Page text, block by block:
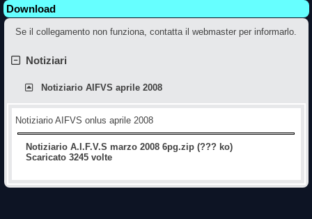
Download
Se il collegamento non funziona, contatta il webmaster per informarlo.
Notiziari
Notiziario AIFVS aprile 2008
Notiziario AIFVS onlus aprile 2008
Notiziario A.I.F.V.S marzo 2008 6pg.zip (??? ko)
Scaricato 3245 volte